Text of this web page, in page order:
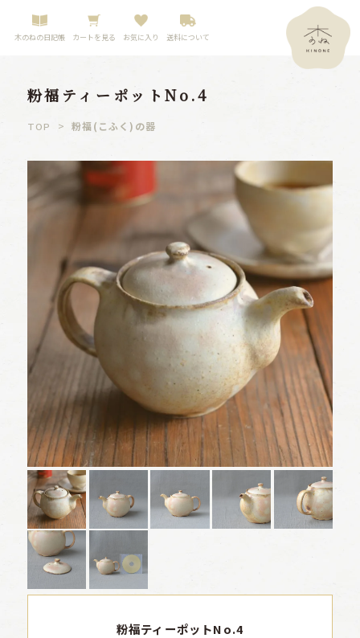
木のねの日記帳 カートを見る お気に入り 送料について
粉福ティーポットNo.4
TOP >粉福(こふく)の器
粉福ティーポットNo.4